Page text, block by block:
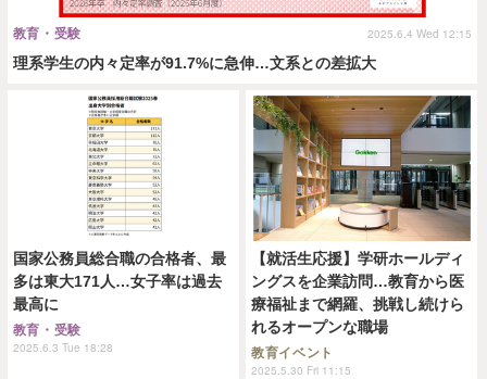
理系学生の内々定率が91.7%に急伸…文系との差拡大
教育・受験 2025.6.4 Wed 12:15
国家公務員総合職の合格者、最
多は東大171人…女子率は過去
最高に
教育・受験
2025.6.3 Tue 18:28
【就活生応援】学研ホールディ
ングスを企業訪問…教育から医
療福祉まで網羅、挑戦し続けら
れるオープンな職場
教育イベント
2025.5.30 Fri 11:15